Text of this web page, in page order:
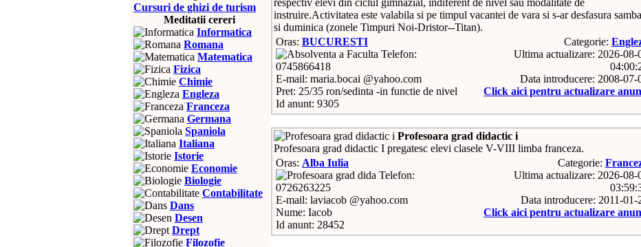
Cursuri de ghizi de turism
Meditatii cereri
Informatica
Romana
Matematica
Fizica
Chimie
Engleza
Franceza
Germana
Spaniola
Italiana
Istorie
Economie
Biologie
Contabilitate
Dans
Desen
Drept
Filozofie
respectiv elevi din ciclul gimnazial, indiferent de nivel sau modalitate de
instruire.Activitatea este valabila si pe timpul vacantei de vara si s-ar desfasura
si duminica (zonele Timpuri Noi-Dristor--Titan).
Oras: BUCURESTI
Telefon:
0745866418
E-mail: maria.bocai @yahoo.com
Pret: 25/35 ron/sedinta -in functie de nivel
Id anunt: 9305
Categorie:
Ultima actualizare: 2026-08-
Data introducere: 2008-07-
Click aici pentru actualizare
Profesoara grad didactic i
Profesoara grad didactic I pregatesc elevi clasele V-VIII limba franceza.
Oras: Alba Iulia
Telefon:
0726263225
E-mail: laviacob @yahoo.com
Nume: Iacob
Id anunt: 28452
Categorie:
Ultima actualizare: 2026-08-
Data introducere: 2011-01-
Click aici pentru actualizare